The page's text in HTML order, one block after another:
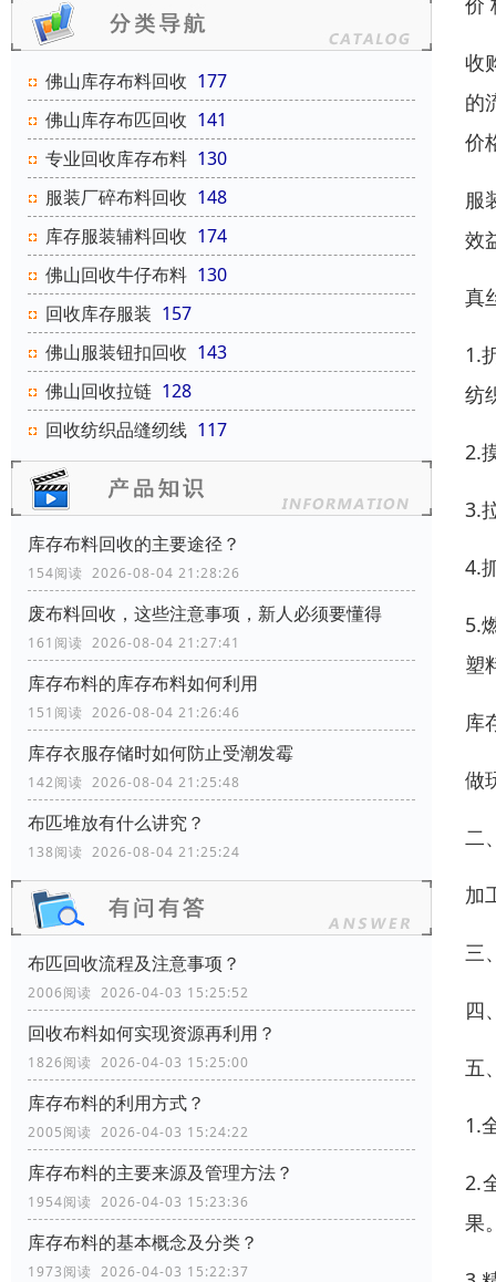
佛山库存布料回收 177
佛山库存布匹回收 141
专业回收库存布料 130
服装厂碎布料回收 148
库存服装辅料回收 174
佛山回收牛仔布料 130
回收库存服装 157
佛山服装钮扣回收 143
佛山回收拉链 128
回收纺织品缝纫线 117
库存布料回收的主要途径？
154阅读 2026-08-04 21:28:26
废布料回收，这些注意事项，新人必须要懂得
161阅读 2026-08-04 21:27:41
库存布料的库存布料如何利用
151阅读 2026-08-04 21:26:46
库存衣服存储时如何防止受潮发霉
142阅读 2026-08-04 21:25:48
布匹堆放有什么讲究？
138阅读 2026-08-04 21:25:24
布匹回收流程及注意事项？
2006阅读 2026-04-03 15:25:52
回收布料如何实现资源再利用？
1826阅读 2026-04-03 15:25:00
库存布料的利用方式？
2005阅读 2026-04-03 15:24:22
库存布料的主要来源及管理方法？
1954阅读 2026-04-03 15:23:36
库存布料的基本概念及分类？
1973阅读 2026-04-03 15:22:37
收
的
价
服
效
真
1.
纺
2.
3.
4.
5.
塑
库
做
二
加
三
四
五
1.
2.
果